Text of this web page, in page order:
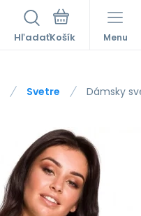
Hľadať Menu
Svetre Dámsky